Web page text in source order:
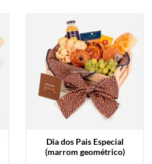
Dia dos Pais Especial
(marrom geométrico)